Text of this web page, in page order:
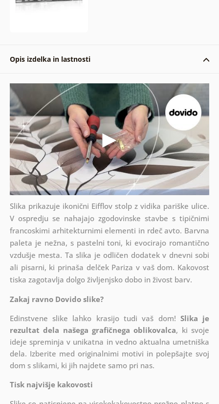
Opis izdelka in lastnosti
Slika prikazuje ikonični Eifflov stolp z vidika pariške ulice.
V ospredju se nahajajo zgodovinske stavbe s tipičnimi
francoskimi arhitekturnimi elementi in rdeč avto. Barvna
paleta je nežna, s pastelni toni, ki evocirajo romantično
vzdušje mesta. Ta slika je odličen dodatek v dnevni sobi
ali pisarni, ki prinaša delček Pariza v vaš dom. Kakovost
tiska zagotavlja dolgo življenjsko dobo in živost barv.
Zakaj ravno Dovido slike?
Edinstvene slike lahko krasijo tudi vaš dom! Slika je
rezultat dela našega grafičnega oblikovalca, ki svoje
ideje spreminja v unikatna in vedno aktualna umetniška
dela. Izberite med originalnimi motivi in polepšajte svoj
dom s slikami, ki jih najdete samo pri nas.
Tisk najvišje kakovosti